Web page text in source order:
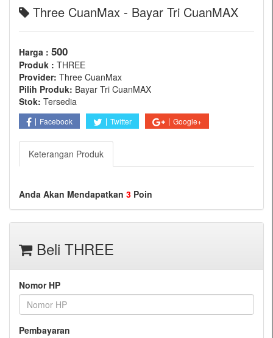
Three CuanMax - Bayar Tri CuanMAX
Harga : 500
Produk : THREE
Provider: Three CuanMax
Pilih Produk: Bayar Tri CuanMAX
Stok: Tersedia
Facebook Twitter Google+
Keterangan Produk
Anda Akan Mendapatkan 3 Poin
Beli THREE
Nomor HP
Pembayaran